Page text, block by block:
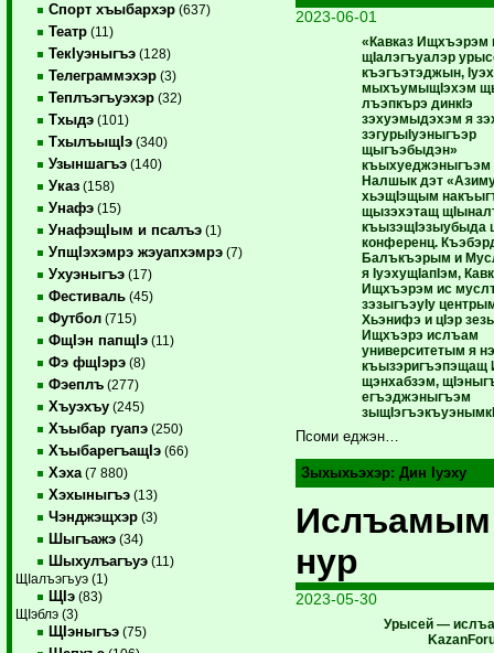
Спорт хъыбархэр (637)
Театр (11)
ТекIуэныгъэ (128)
Телеграммэхэр (3)
Теплъэгъуэхэр (32)
Тхыдэ (101)
ТхылъыщIэ (340)
Узыншагъэ (140)
Указ (158)
Унафэ (15)
УнафэщIым и псалъэ (1)
УпщIэхэмрэ жэуапхэмрэ (7)
Ухуэныгъэ (17)
Фестиваль (45)
Футбол (715)
ФщIэн папщIэ (11)
Фэ фщIэрэ (8)
Фэеплъ (277)
Хъуэхъу (245)
Хъыбар гуапэ (250)
ХъыбарегъащIэ (66)
Хэха (7 880)
Хэхыныгъэ (13)
Чэнджэщхэр (3)
Шыгъажэ (34)
Шыхулъагъуэ (11)
ЩIалъэгъуэ (1)
ЩIэ (83)
ЩIэблэ (3)
ЩIэныгъэ (75)
2023-06-01
«Кавказ Ищхъэрэм
щIалэгъуалэр
къэгъэтэджын,
мыхъумыщIэхэм
лъэпкърэ динкIэ
зэхуэмыдэхэм я
зэгурыIуэныгъэр
щыгъэбыдэн»
къыхуеджэныгъэм
Налшык дэт
хьэщIэщым
щызэхэтащ
къызэщIэзыубыда
конференц.
Балъкъэрым и
я IуэхущIапIэм,
Ищхъэрэм ис
зэзыгъэуIу
Хьэнифэ и цIэр
Ищхъэрэ ислъам
университетым я
къызэригъэпэщащ
щэнхабзэм,
егъэджэныгъэм
Псоми еджэн…
Зыхыхьэхэр: Дин Iуэху
нур
2023-05-30
Урысей —